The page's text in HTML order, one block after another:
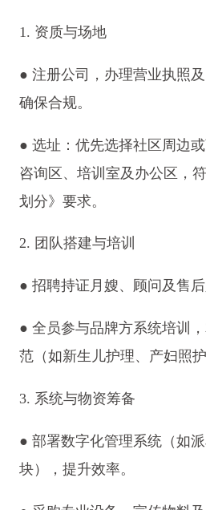
1. 资质与场地
● 注册公司，办理营业执照
确保合规。
● 选址：优先选择社区周边
咨询区、培训室及办公区，
划分》要求。
2. 团队搭建与培训
● 招聘持证月嫂、顾问及售
● 全员参与品牌方系统培训
范（如新生儿护理、产妇照护
3. 系统与物资筹备
● 部署数字化管理系统（如
块），提升效率。